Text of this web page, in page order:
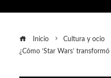
Inicio
Cultura y ocio
¿Cómo ‘Star Wars’